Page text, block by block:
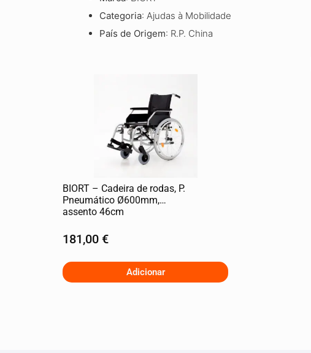
Categoria: Ajudas à Mobilidade
País de Origem: R.P. China
BIORT – Cadeira de rodas, P.
Pneumático Ø600mm,
assento 46cm
181,00 €
Adicionar